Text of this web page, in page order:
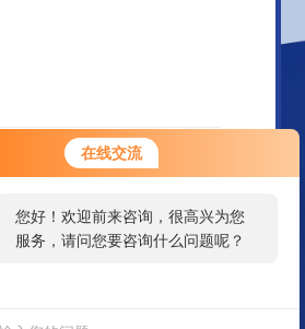
在线交流
您好！欢迎前来咨询，很高兴为您
服务，请问您要咨询什么问题呢？